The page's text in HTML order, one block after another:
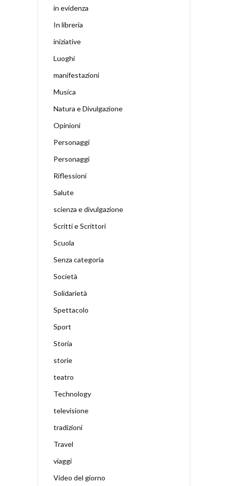
in evidenza
In libreria
iniziative
Luoghi
manifestazioni
Musica
Natura e Divulgazione
Opinioni
Personaggi
Personaggi
Riflessioni
Salute
scienza e divulgazione
Scritti e Scrittori
Scuola
Senza categoria
Società
Solidarietà
Spettacolo
Sport
Storia
storie
teatro
Technology
televisione
tradizioni
Travel
viaggi
Video del giorno